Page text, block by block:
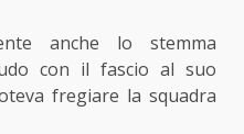
anche lo stemma
con il fascio al suo
fregiare la squadra